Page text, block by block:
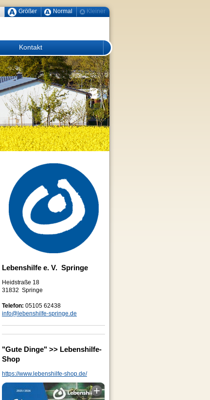
Größer Normal Kleiner
Kontakt
Lebenshilfe e. V. Springe
Heidstraße 18
31832 Springe
Telefon: 05105 62438
info@lebenshilfe-springe.de
"Gute Dinge" >> Lebenshilfe-
Shop
https://www.lebenshilfe-shop.de/